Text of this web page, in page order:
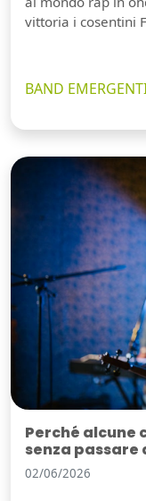
vittoria i cosentini
BAND
Perché alcune
senza
02/06/2026